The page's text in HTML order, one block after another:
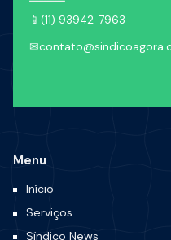
📱 (11) 93942-7963
✉
Menu
Início
Serviços
Síndico News